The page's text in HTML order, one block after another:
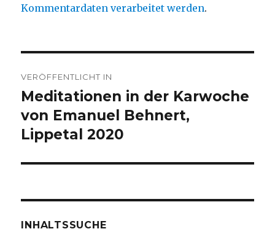
Kommentardaten verarbeitet werden.
VERÖFFENTLICHT IN
Meditationen in der Karwoche
von Emanuel Behnert,
Lippetal 2020
INHALTSSUCHE